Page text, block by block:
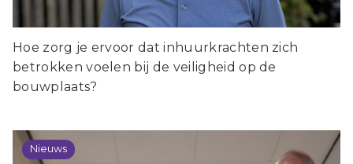
Hoe zorg je ervoor dat inhuurkrachten zich
betrokken voelen bij de veiligheid op de
bouwplaats?
Nieuws